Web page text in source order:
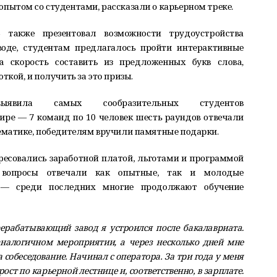
со студентами, рассказали о карьерном треке.
также презентовал возможности трудоустройства
студентам предлагалось пройти интерактивные
составить из предложенных букв слова,
и получить за это призы.
самых сообразительных студентов
— 7 команд по 10 человек шесть раундов отвечали
победителям вручили памятные подарки.
заработной платой, льготами и программой
вопросы отвечали как опытные, так и молодые
среди последних многие продолжают обучение
завод я устроился после бакалавриата.
мероприятии, а через несколько дней мне
Начинал с оператора. За три года у меня
по карьерной лестнице и, соответственно, в зарплате.